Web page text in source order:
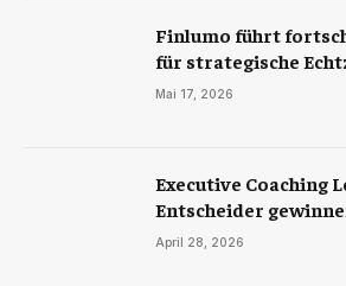
Finlumo führt
für strategische
Mai 17, 2026
Executive Coaching
Entscheider
April 28, 2026